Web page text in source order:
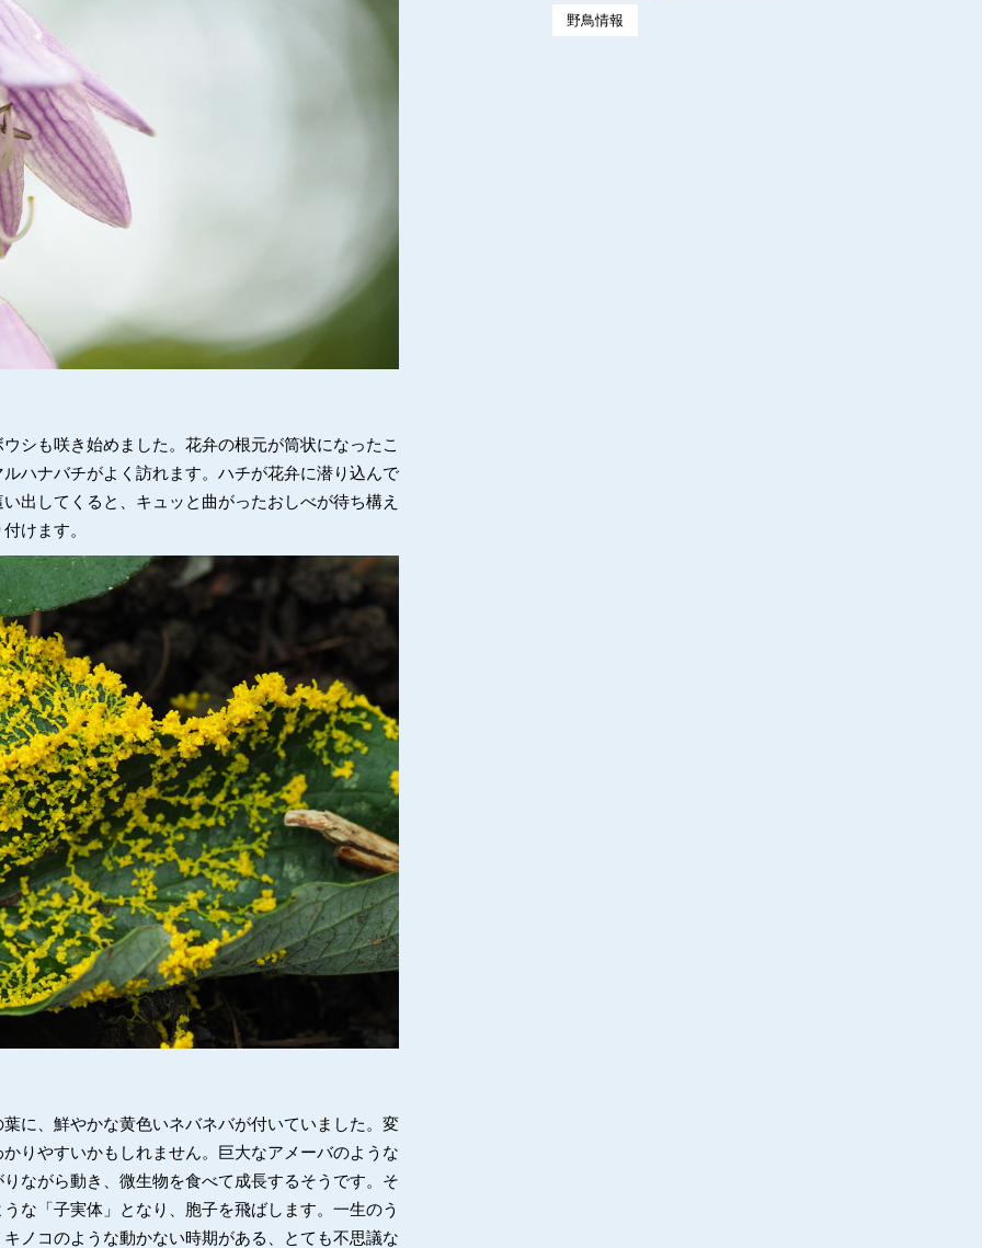
シも咲き始めました。花弁の根元が筒状になったこ
ハナバチがよく訪れます。ハチが花弁に潜り込んで
出してくると、キュッと曲がったおしべが待ち構え
けます。
に、鮮やかな黄色いネバネバが付いていました。変
りやすいかもしれません。巨大なアメーバのような
ながら動き、微生物を食べて成長するそうです。そ
な「子実体」となり、胞子を飛ばします。一生のう
ノコのような動かない時期がある、とても不思議な
野鳥情報